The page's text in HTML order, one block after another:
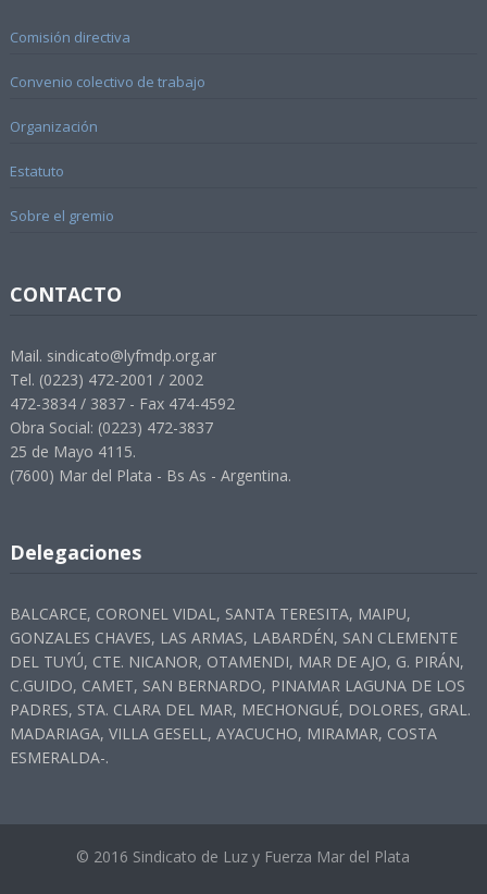
Comisión directiva
Convenio colectivo de trabajo
Organización
Estatuto
Sobre el gremio
CONTACTO
Mail. sindicato@lyfmdp.org.ar
Tel. (0223) 472-2001 / 2002
472-3834 / 3837 - Fax 474-4592
Obra Social: (0223) 472-3837
25 de Mayo 4115.
(7600) Mar del Plata - Bs As - Argentina.
Delegaciones
BALCARCE, CORONEL VIDAL, SANTA TERESITA, MAIPU,
GONZALES CHAVES, LAS ARMAS, LABARDÉN, SAN CLEMENTE
DEL TUYÚ, CTE. NICANOR, OTAMENDI, MAR DE AJO, G. PIRÁN,
C.GUIDO, CAMET, SAN BERNARDO, PINAMAR LAGUNA DE LOS
PADRES, STA. CLARA DEL MAR, MECHONGUÉ, DOLORES, GRAL.
MADARIAGA, VILLA GESELL, AYACUCHO, MIRAMAR, COSTA
ESMERALDA-.
© 2016 Sindicato de Luz y Fuerza Mar del Plata